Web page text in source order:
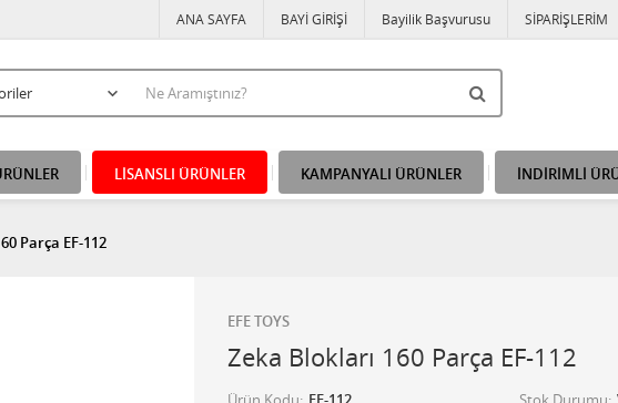
ANA SAYFA BAYİ GİRİŞİ Bayilik Başvurusu SİPARİŞLERİM
LİSANSLI ÜRÜNLER KAMPANYALI ÜRÜNLER İNDİRİMLİ
Parça EF-112
EFE TOYS
Zeka Blokları 160 Parça EF-112